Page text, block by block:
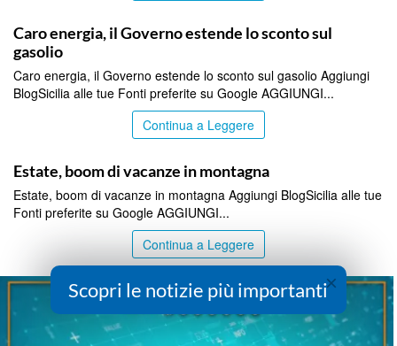
Caro energia, il Governo estende lo sconto sul
gasolio
Caro energia, il Governo estende lo sconto sul gasolio Aggiungi
BlogSicilia alle tue Fonti preferite su Google AGGIUNGI...
Continua a Leggere
Estate, boom di vacanze in montagna
Estate, boom di vacanze in montagna Aggiungi BlogSicilia alle tue
Fonti preferite su Google AGGIUNGI...
Continua a Leggere
×
Scopri le notizie più importanti